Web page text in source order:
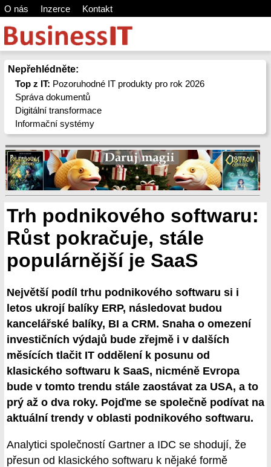
O nás Inzerce Kontakt
Nepřehlédněte:
Top z IT: Pozoruhodné IT produkty pro rok 2026
Správa dokumentů
Digitální transformace
Informační systémy
Trh podnikového softwaru:
Růst pokračuje, stále
populárnější je SaaS
Největší podíl trhu podnikového softwaru si i
letos ukrojí balíky ERP, následovat budou
kancelářské balíky, BI a CRM. Snaha o omezení
investičních výdajů bude zřejmě i v dalších
měsících tlačit IT oddělení k posunu od
klasického softwaru k SaaS, nicméně Evropa
bude v tomto trendu stále zaostávat za USA, a to
prý až o dva roky. Pojďme se společně podívat na
aktuální trendy v oblasti podnikového softwaru.
Analytici společností Gartner a IDC se shodují, že
přesun od klasického softwaru k nějaké formě